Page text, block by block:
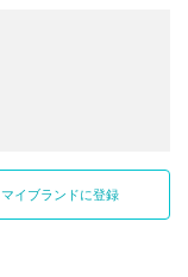
マイブランドに登録